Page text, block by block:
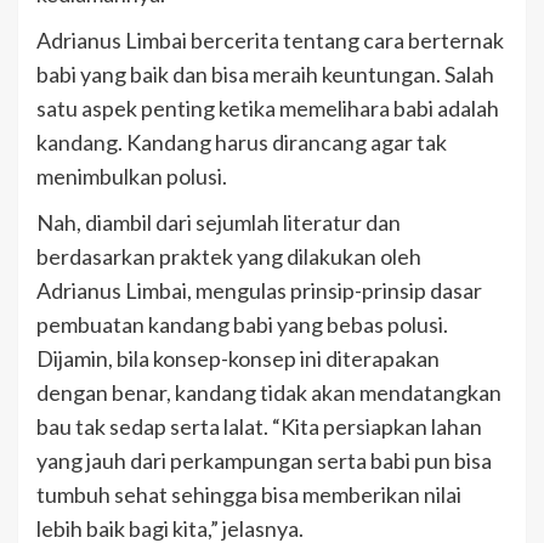
Adrianus Limbai bercerita tentang cara berternak
babi yang baik dan bisa meraih keuntungan. Salah
satu aspek penting ketika memelihara babi adalah
kandang. Kandang harus dirancang agar tak
menimbulkan polusi.
Nah, diambil dari sejumlah literatur dan
berdasarkan praktek yang dilakukan oleh
Adrianus Limbai, mengulas prinsip-prinsip dasar
pembuatan kandang babi yang bebas polusi.
Dijamin, bila konsep-konsep ini diterapakan
dengan benar, kandang tidak akan mendatangkan
bau tak sedap serta lalat. “Kita persiapkan lahan
yang jauh dari perkampungan serta babi pun bisa
tumbuh sehat sehingga bisa memberikan nilai
lebih baik bagi kita,” jelasnya.